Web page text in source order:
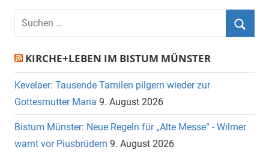
Suchen
KIRCHE+LEBEN IM BISTUM MÜNSTER
Kevelaer: Tausende Tamilen pilgern wieder zur
Gottesmutter Maria 9. August 2026
Bistum Münster: Neue Regeln für „Alte Messe“ - Wilmer
warnt vor Piusbrüdern 9. August 2026